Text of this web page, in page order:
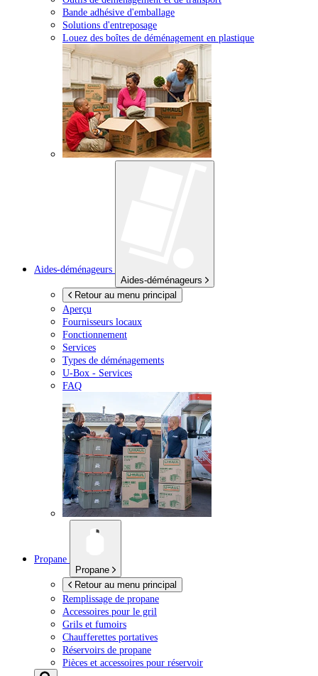
Bande adhésive d'emballage
Solutions d'entreposage
Louez des boîtes de déménagement en plastique
Aides-déménageurs
Aides-déménageurs
Retour au menu principal
Aperçu
Fournisseurs locaux
Fonctionnement
Services
Types de déménagements
U-Box - Services
FAQ
Propane
Propane
Retour au menu principal
Remplissage de propane
Accessoires pour le gril
Grils et fumoirs
Chaufferettes portatives
Réservoirs de propane
Pièces et accessoires pour réservoir